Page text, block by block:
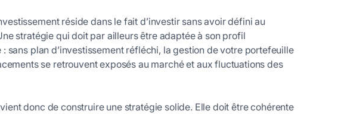
réside dans le fait d’investir sans avoir défini au
stratégie qui doit par ailleurs être adaptée à son profil
sans plan d’investissement réfléchi, la gestion de votre portefeuille
se retrouvent exposés au marché et aux fluctuations des
donc de construire une stratégie solide. Elle doit être cohérente